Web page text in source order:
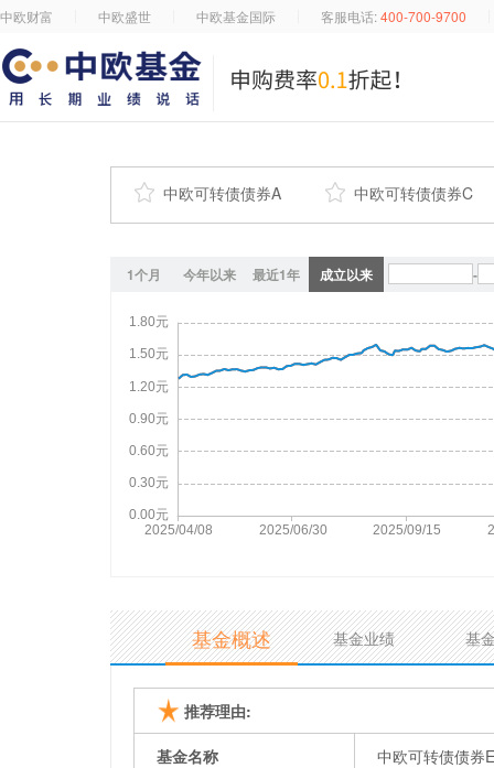
中欧财富 中欧盛世 中欧基金国际 客服电话:400-700-9700
 中欧可转债债券A  中欧可转债债券C
1个月 今年以来 最近1年 成立以来 -
基金概述 基金业绩 基
推荐理由:
基金名称 中欧可转债债券E